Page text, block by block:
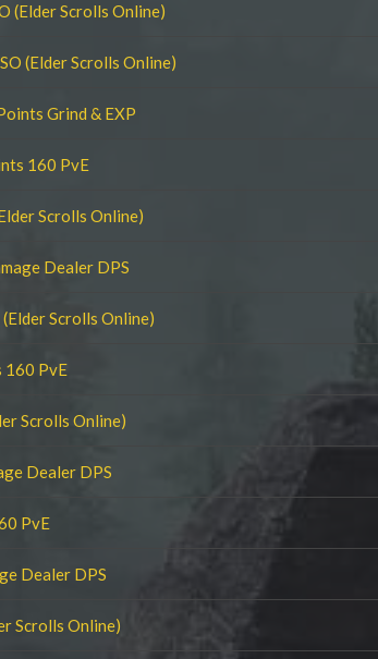
(Elder Scrolls Online)
(Elder Scrolls Online)
Grind & EXP
160 PvE
Scrolls Online)
Dealer DPS
Scrolls Online)
160 PvE
Scrolls Online)
Dealer DPS
PvE
Dealer DPS
Scrolls Online)